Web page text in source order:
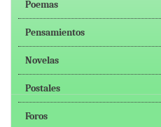
Poemas
Pensamientos
Novelas
Postales
Foros